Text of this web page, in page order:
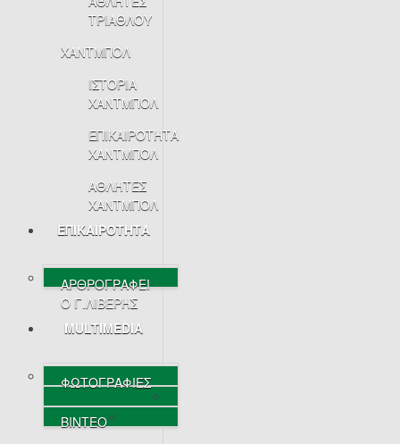
ΤΡΙΑΘΛΟΥ
ΧΑΝΤΜΠΟΛ
ΙΣΤΟΡΙΑ
ΧΑΝΤΜΠΟΛ
ΕΠΙΚΑΙΡΟΤΗΤΑ
ΧΑΝΤΜΠΟΛ
ΑΘΛΗΤΕΣ
ΧΑΝΤΜΠΟΛ
ΕΠΙΚΑΙΡΟΤΗΤΑ
ΑΡΘΡΟΓΡΑΦΕΙ
Ο Γ.ΛΙΒΕΡΗΣ
MULTIMEDIA
ΦΩΤΟΓΡΑΦΙΕΣ
ΒΙΝΤΕΟ